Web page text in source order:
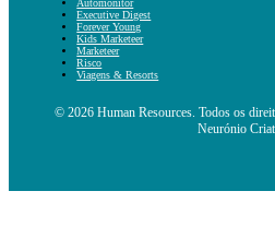
Executive Digest
Forever Young
Kids Marketeer
Marketeer
Risco
Viagens & Resorts
© 2026 Human Resources. Todos os
Neurónio